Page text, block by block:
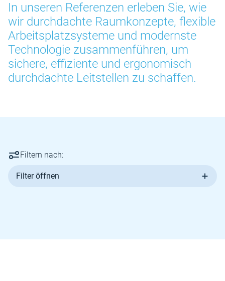
In unseren Referenzen erleben Sie, wie
wir durchdachte Raumkonzepte, flexible
Arbeitsplatzsysteme und modernste
Technologie zusammenführen, um
sichere, effiziente und ergonomisch
durchdachte Leitstellen zu schaffen.
Filtern nach:
Filter öffnen